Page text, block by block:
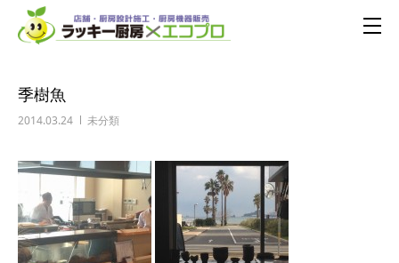
季樹魚
2014.03.24 未分類